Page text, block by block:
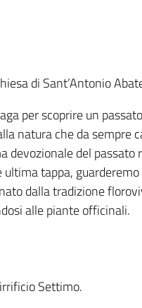
di Sant’Antonio
per scoprire un
natura che da sempre
devozionale del passato
tappa,
dalla tradizione
alle piante officinali.
Settimo.